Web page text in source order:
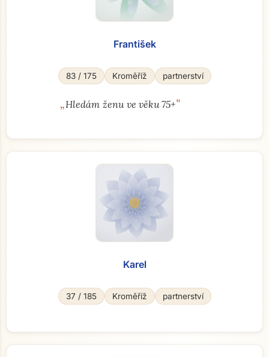
František
83 / 175 Kroměříž partnerství
„Hledám ženu ve věku 75+"
Karel
37 / 185 Kroměříž partnerství